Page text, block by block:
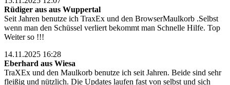
Rüdiger aus aus Wuppertal
Seit Jahren benutze ich TraxEx und den BrowserMaulkorb .Selbst
wenn man den Schüssel verliert bekommt man Schnelle Hilfe. Top
Weiter so !!!
14.11.2025 16:28
Eberhard aus Wiesa
TraXEx und den Maulkorb benutze ich seit Jahren. Beide sind sehr
fleißig und nützlich. Die Updates laufen fast von selbst und sich